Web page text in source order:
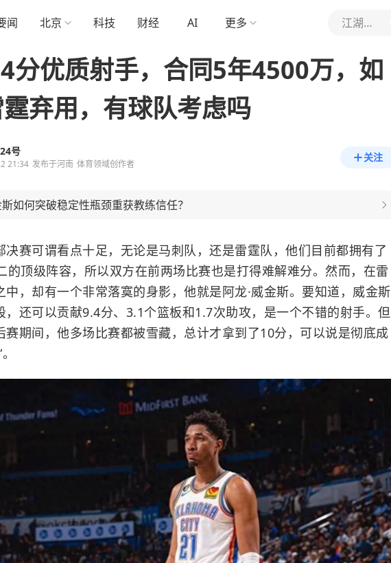
闻 北京 科技 财经 AI 更多 江湖再无24号
分优质射手，合同5年4500万，如
弃用，有球队考虑吗
号
21:34 发布于河南 体育领域创作者
关注
如何突破稳定性瓶颈重获教练信任？
决赛可谓看点十足，无论是马刺队 ，还是雷霆队 ，他们目前都拥有了
的顶级阵容，所以双方在前两场比赛也是打得难解难分。然而，在雷
中，却有一个非常落寞的身影，他就是阿龙·威金斯。要知道，威金斯
，还可以贡献9.4分、3.1个篮板和1.7次助攻，是一个不错的射手。但
赛期间，他多场比赛都被雪藏，总计才拿到了10分，可以说是彻底成